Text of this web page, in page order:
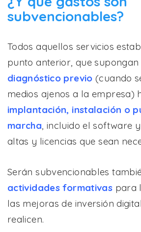
subvencionables?
Todos aquellos servicios
punto anterior, que supongan
diagnóstico previo (cuando
medios ajenos a la empresa)
implantación, instalación o
marcha, incluido el software
altas y licencias que sean
Serán subvencionables
actividades formativas para
las mejoras de inversión
realicen.